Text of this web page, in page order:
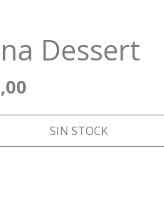
Dessert
SIN STOCK